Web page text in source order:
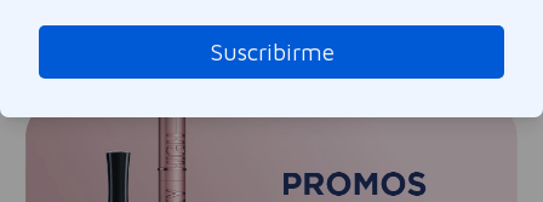
Suscribirme